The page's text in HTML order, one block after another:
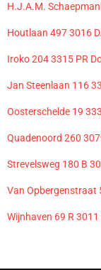
H.J.A.M.
Houtlaan 497 3016
Iroko 204 3315 PR
Jan Steenlaan 116
Oosterschelde 19
Quadenoord 260
Strevelsweg 180 B
Van Opbergenstraat
Wijnhaven 69 R